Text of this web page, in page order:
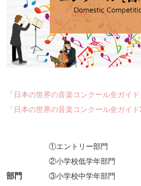
「日本の世界の音楽コンクール全ガイ
「日本の世界の音楽コンクール全ガイ
部門
①エントリー部門
②小学校低学年部門
③小学校中学年部門